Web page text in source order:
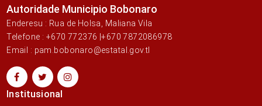
Autoridade Municipio Bobonaro
Enderesu : Rua de Holsa, Maliana Vila
Telefone : +670 772376 |+670 7872086978
Email : pam.bobonaro@estatal.gov.tl
Institusional